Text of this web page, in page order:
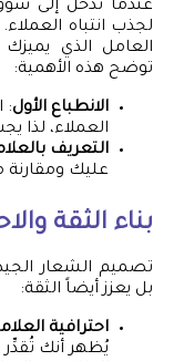
عندما تدخل إلى
لجذب انتباه العملاء.
العامل الذي
توضح هذه الأهمية:
الانطباع الأول:
العملاء، لذا
التعريف
عليك ومقارنة
بناء الثقة
تصميم الشعار
بل يعزز أيضاً الثقة:
احترافية
يُظهر أنك تُقدِّر